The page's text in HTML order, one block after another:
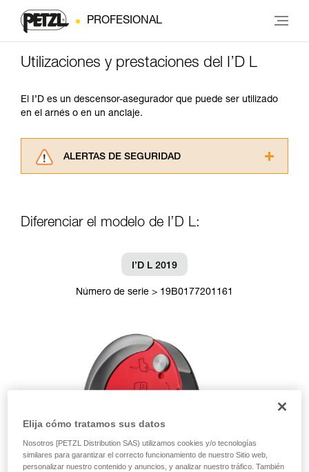
PROFESIONAL
Utilizaciones y prestaciones del I’D L
El I’D es un descensor-asegurador que puede ser utilizado
en el arnés o en un anclaje.
ALERTAS DE SEGURIDAD
información de la ficha técnica para poder
Dominar estas técnicas requiere una formación
y un entrenamiento específico. Confirme a
través de un profesional su capacidad para
ejecutar estas técnicas, solo y con total
Damos ejemplos de técnicas relacionadas con
su actividad. Pueden existir otras que no
describimos aquí.
Diferenciar el modelo de I’D L:
I’D L 2019
Número de serie > 19B0177201161
Elija cómo tratamos sus datos
Nosotros [PETZL Distribution SAS) utilizamos cookies y/o tecnologías
similares para garantizar el correcto funcionamiento de nuestro Sitio web,
personalizar nuestro contenido y anuncios, y analizar nuestro tráfico. También